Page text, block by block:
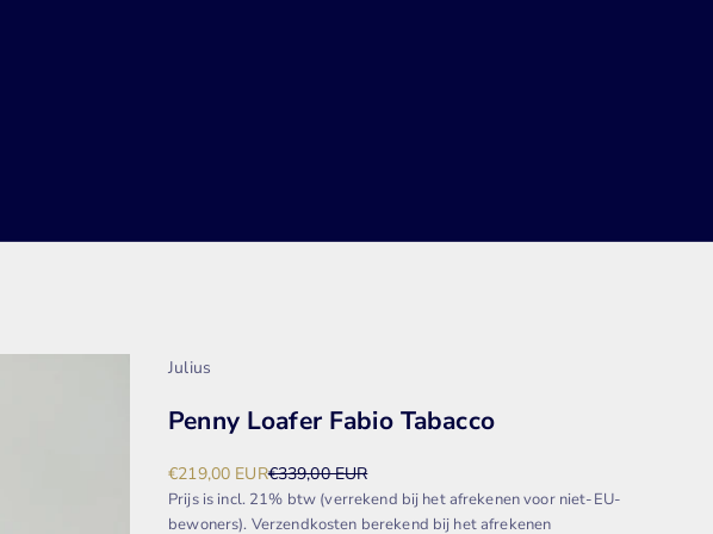
Julius
Penny Loafer Fabio Tabacco
Aanbiedingsprijs
€219,00 EURNormale prijs
€339,00 EUR
Prijs is incl. 21% btw (verrekend bij het afrekenen voor niet-EU-
bewoners). Verzendkosten berekend bij het afrekenen